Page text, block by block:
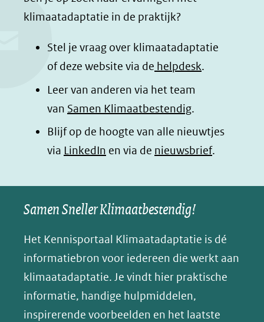
b
o
o
(opent
in
nieuw
venster)
naar
een
website)
d
I
(opent
in
nieuw
venster)
naar
een
website)
t
a
p
(opent
in
nieuw
venster)
naar
een
website)
d
l
e
o
p
B
l
e
s
y
(opent
in
nieuw
venster)
klimaatadaptatie in de praktijk?
Stel je vraag over klimaatadaptatie
of deze website via de helpdesk.
Leer van anderen via het team
van Samen Klimaatbestendig.
Blijf op de hoogte van alle nieuwtjes
via LinkedIn (opent
nieuw
venster)
naar
een
andere
website)
en via de nieuwsbrief.
Samen Sneller Klimaatbestendig!
Het Kennisportaal Klimaatadaptatie is dé
informatiebron voor iedereen die werkt aan
klimaatadaptatie. Je vindt hier praktische
informatie, handige hulpmiddelen,
inspirerende voorbeelden en het laatste